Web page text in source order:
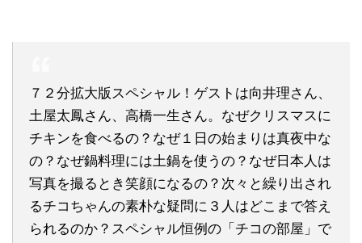
７２分拡大版スペシャル！ゲストは向井理さん、
土屋太鳳さん、高橋一生さん。なぜクリスマスに
チキンを食べるの？なぜ１日の始まりは真夜中な
の？なぜ鍋料理には土鍋を使うの？なぜ日本人は
写真を撮るとき笑顔になるの？次々と繰り出され
るチコちゃんの素朴な疑問に３人はどこまで答え
られるのか？スペシャル恒例の「チコの部屋」で